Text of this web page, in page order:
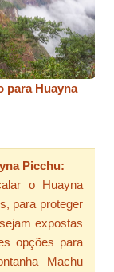
para Huayna
Picchu:
o Huayna
para proteger
expostas
opções para
Machu